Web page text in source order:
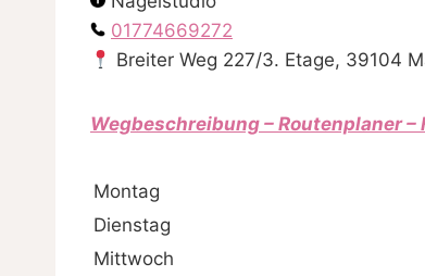
01774669272
Breiter Weg 227/3. Etage, 39104
Wegbeschreibung – Routenplaner
Montag
Dienstag
Mittwoch